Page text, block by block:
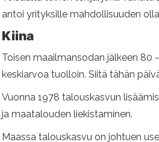
antoi yrityksille mahdollisuuden
Kiina
Toisen maailmansodan jälkeen 80
keskiarvoa tuolloin. Siitä tähän
Vuonna 1978 talouskasvun
ja maatalouden liekistaminen.
Maassa talouskasvu on johtuen